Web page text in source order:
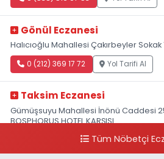
Gönül Eczanesi
Halıcıoğlu Mahallesi Çakırbeyler Sokak
0 (212) 369 17 72 Yol Tarifi Al
Taksim Eczanesi
Gümüşsuyu Mahallesi İnönü Caddesi
BOSPHORUS HOTEL KARŞISI
0 (212) 249 50 99 Yol Tarifi Al
Tüm Nöbetçi